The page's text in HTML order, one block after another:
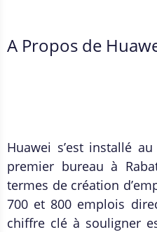
A Propos de
Huawei s’est installé
premier bureau à
termes de création
700 et 800 emplois
chiffre clé à souligner